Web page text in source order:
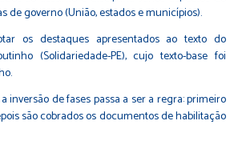
de governo (União, estados e municípios).
os destaquesapresentados ao texto do
(Solidariedade-PE), cujo texto-base foi
inversão de fases passa a ser a regra: primeiro
são cobrados os documentos de habilitação